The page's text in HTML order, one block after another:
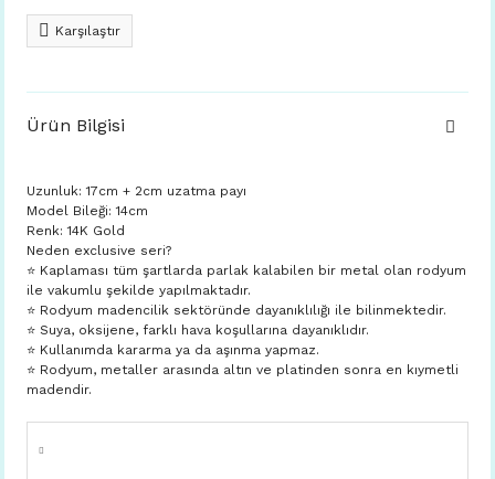
Karşılaştır
Ürün Bilgisi
Uzunluk: 17cm + 2cm uzatma payı
Model Bileği: 14cm
Renk: 14K Gold
Neden exclusive seri?
⭐️ Kaplaması tüm şartlarda parlak kalabilen bir metal olan rodyum
ile vakumlu şekilde yapılmaktadır.
⭐️ Rodyum madencilik sektöründe dayanıklılığı ile bilinmektedir.
⭐️ Suya, oksijene, farklı hava koşullarına dayanıklıdır.
⭐️ Kullanımda kararma ya da aşınma yapmaz.
⭐️ Rodyum, metaller arasında altın ve platinden sonra en kıymetli
madendir.